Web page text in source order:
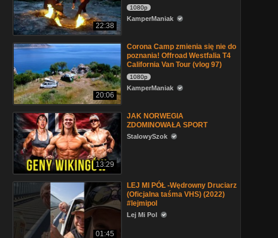
22:38
1080p
KamperManiak
20:06
Corona Camp zmienia się nie do
poznania! Offroad Westfalia T4
California Van Tour (vlog 97)
1080p
KamperManiak
13:29
JAK NORWEGIA
ZDOMINOWAŁA SPORT
StalowySzok
01:45
LEJ MI PÓŁ -Wędrowny Druciarz
(Oficjalna taśma VHS) (2022)
#lejmipol
Lej Mi Pol